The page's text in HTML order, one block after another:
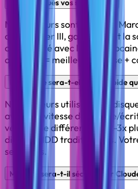
Où sont situés vos serveurs?
Nos serveurs sont situés au
certifié Tier III, garantissant la
conformité avec la loi
au Maroc = meilleure vitesse +
Ma vitesse sera-t-elle plus rapide
Nos serveurs utilisent des
avec une vitesse de lecture/
verrez une différence de 2-3x
disques HDD traditionnels.
secondes.
Mon site sera-t-il sécurisé sur